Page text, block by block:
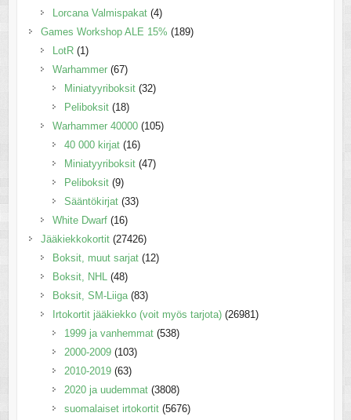
Lorcana Valmispakat (4)
Games Workshop ALE 15% (189)
LotR (1)
Warhammer (67)
Miniatyyriboksit (32)
Peliboksit (18)
Warhammer 40000 (105)
40 000 kirjat (16)
Miniatyyriboksit (47)
Peliboksit (9)
Sääntökirjat (33)
White Dwarf (16)
Jääkiekkokortit (27426)
Boksit, muut sarjat (12)
Boksit, NHL
(48)
Boksit, SM-Liiga (83)
Irtokortit jääkiekko (voit myös tarjota) (26981)
1999 ja vanhemmat (538)
2000-2009 (103)
2010-2019 (63)
2020 ja uudemmat (3808)
suomalaiset irtokortit (5676)